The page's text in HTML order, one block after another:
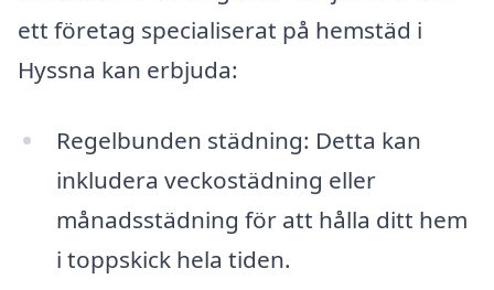
ett företag specialiserat på hemstäd i
Hyssna kan erbjuda:
Regelbunden städning: Detta kan
inkludera veckostädning eller
månadsstädning för att hålla ditt hem
i toppskick hela tiden.